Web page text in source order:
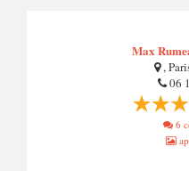
Max
,
06
6